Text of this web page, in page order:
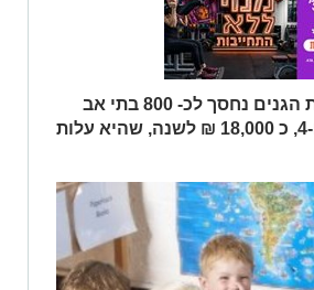
במינהל החינוך מציינים, כי מעצם הקמת הגנים נחסך לכ- 800 בתי אב
בעיר ראשון לציון, להם ילדים בגילאי 3 ו-4, כ 18,000 ₪ לשנה, שהיא עלות